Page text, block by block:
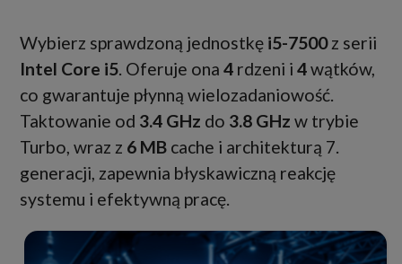
Wybierz sprawdzoną jednostkę i5-7500z serii
Intel Core i5. Oferuje ona 4 rdzeni i 4wątków,
co gwarantuje płynną wielozadaniowość.
Taktowanie od 3.4 GHz do 3.8 GHz w trybie
Turbo, wraz z 6 MB cache i architekturą 7.
generacji, zapewnia błyskawiczną reakcję
systemu i efektywną pracę.